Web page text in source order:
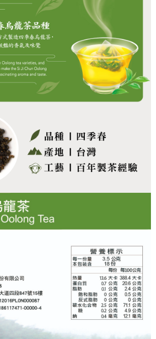
成當下不需立刻繳費，但若您需要取消訂單，請聯絡
商家同意取消之訂單仍視為有效，需透過AFTEE先享
AFTEE先享後付 」之結帳頁面顯示為準，若有關於
需取消欲退款等相關疑問，請聯繫「AFTEE先享後付
netprotections.freshdesk.com/support/home
份有限公司提供之「AFTEE先享後付」服務完成之交
範圍內提供個人資料，並將交易相關給付款項請求債
事先徵得法定代理人或監護人之同意方可使用
若未經同意申辦者引起之損失，本公司不負相關責
後付」時，將依據個別帳號之用戶狀況，依本公司即
額度；若仍有額度不足之情形，本公司將視審查結果
帳號或使用他人資訊註冊。若發現惡意使用之情形，
含以上)免運費
含以上)免運費
含以上)免運費